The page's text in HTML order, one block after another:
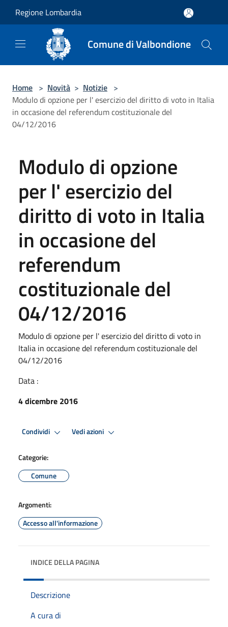
Regione Lombardia
Comune di Valbondione
Home > Novità > Notizie >
Modulo di opzione per l' esercizio del diritto di voto in Italia
in occasione del referendum costituzionale del
04/12/2016
Modulo di opzione
per l' esercizio del
diritto di voto in Italia
in occasione del
referendum
costituzionale del
04/12/2016
Modulo di opzione per l' esercizio del diritto di voto in
Italia in occasione del referendum costituzionale del
04/12/2016
Data :
4 dicembre 2016
Condividi Vedi azioni
Categorie:
Comune
Argomenti:
Accesso all'informazione
INDICE DELLA PAGINA
Descrizione
A cura di